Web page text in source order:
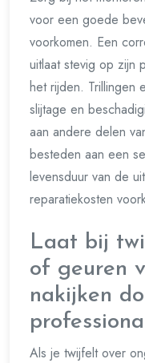
voor een goede
voorkomen. Een
uitlaat stevig op zijn
het rijden. Trillingen
slijtage en
aan andere delen
besteden aan een
levensduur van de
reparatiekosten
Laat bij
of geuren
nakijken
Als je twijfelt over